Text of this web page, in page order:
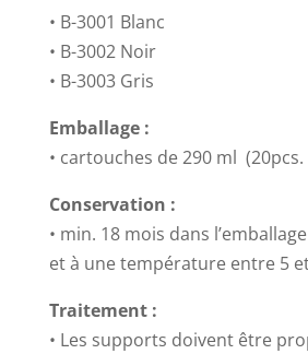
• B-3001 Blanc
• B-3002 Noir
• B-3003 Gris
Emballage :
• cartouches de 290 ml
Conservation :
• min. 18 mois dans
et à une température entre 5
Traitement :
• Les supports doivent être